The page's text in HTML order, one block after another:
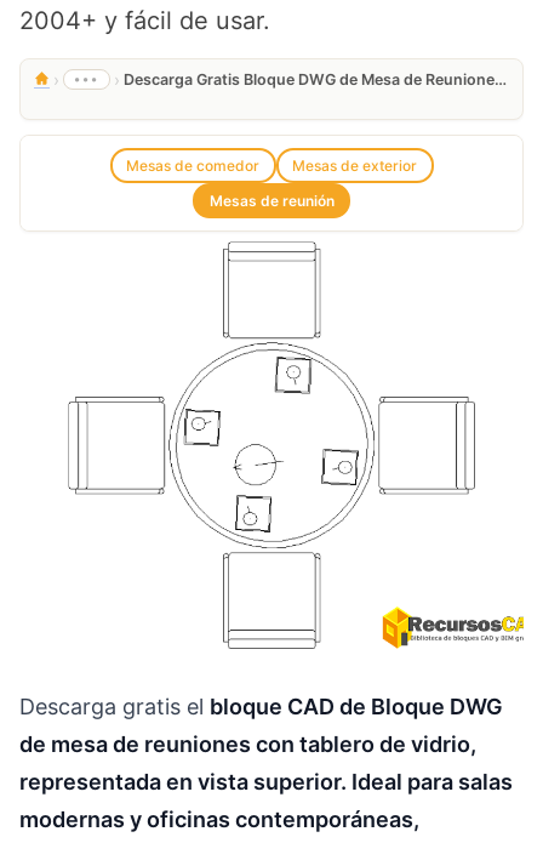
2004+ y fácil de usar.
› ••• › Descarga Gratis Bloque DWG de Mesa de Reuniones con Vidrio
Mesas de comedor
Mesas de exterior
Mesas de reunión
Descarga gratis el bloque CAD de Bloque DWG
de mesa de reuniones con tablero de vidrio,
representada en vista superior. Ideal para salas
modernas y oficinas contemporáneas,